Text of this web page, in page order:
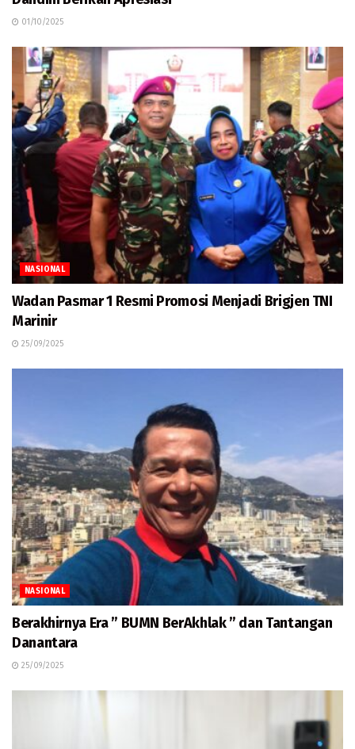
01/10/2025
NASIONAL
Wadan Pasmar 1 Resmi Promosi Menjadi Brigjen TNI
Marinir
25/09/2025
NASIONAL
Berakhirnya Era ” BUMN BerAkhlak ” dan Tantangan
Danantara
25/09/2025